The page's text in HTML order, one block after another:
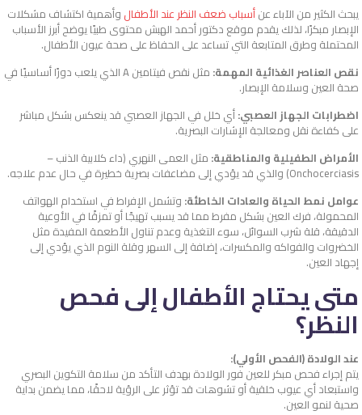
يبحث الكثير من الآباء عنأسباب ضعف النظر عند الأطفال وأهمية اكتشاف مشكلات
الإبصار مبكرًا، لذلك يقدم موقع دكتور أحمد الهبش محتوى طبيًا يوضح أبرز الأسباب
المحتملة وطرق المتابعة التي تساعد على الحفاظ على صحة عيون الأطفال.
نقص العناصر الغذائية المهمة:
مثل نقص فيتامين A الذي يلعب دورًا أساسيًا في
صحة العين وسلامة الإبصار.
اضطرابات الجهاز العصبي:أي خلل في الجهاز العصبي قد ينعكس بشكل مباشر
على كفاءة نقل ومعالجة الإشارات البصرية.
الأمراض الطفيلية والمناطقية: مثل العمى النهري (داء كلابية الذنب –
Onchocerciasis) والذي قد يؤدي إلى مضاعفات بصرية خطيرة في حال عدم علاجه.
عوامل نمط الحياة والعادات الخاطئة: وتشمل الإفراط في استخدام الهواتف
المحمولة، فرك العين بشكل مفرط مما قد يسبب تهيجًا أو تمزقًا في الأوعية
الدقيقة، قلة شرب السوائل، سوء التغذية وعدم تناول الأطعمة المفيدة مثل
الخضروات والفواكه والمكسرات، إضافة إلى السهر وقلة النوم الذي يؤدي إلى
إجهاد العين.
متى يحتاج الأطفال إلى فحص
النظر؟
عند الولادة (الفحص الأولي):
يتم إجراء فحص مبكر للعين فور الولادة بهدف التأكد من سلامة التكوين البصري
واستبعاد أي عيوب خلقية أو تشوهات قد تؤثر على الرؤية لاحقًا، مما يضمن بداية
صحية لنمو العين.